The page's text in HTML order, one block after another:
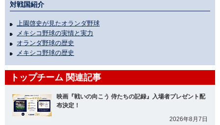
対戦国紹介
上園啓史が見たオランダ野球
メキシコ野球の実情と実力
オランダ野球の歴史
メキシコ野球の歴史
トップチーム 関連記事
映画『戦いの向こう 侍たちの記録』入場者プレゼント配
布決定！
2026年8月7日